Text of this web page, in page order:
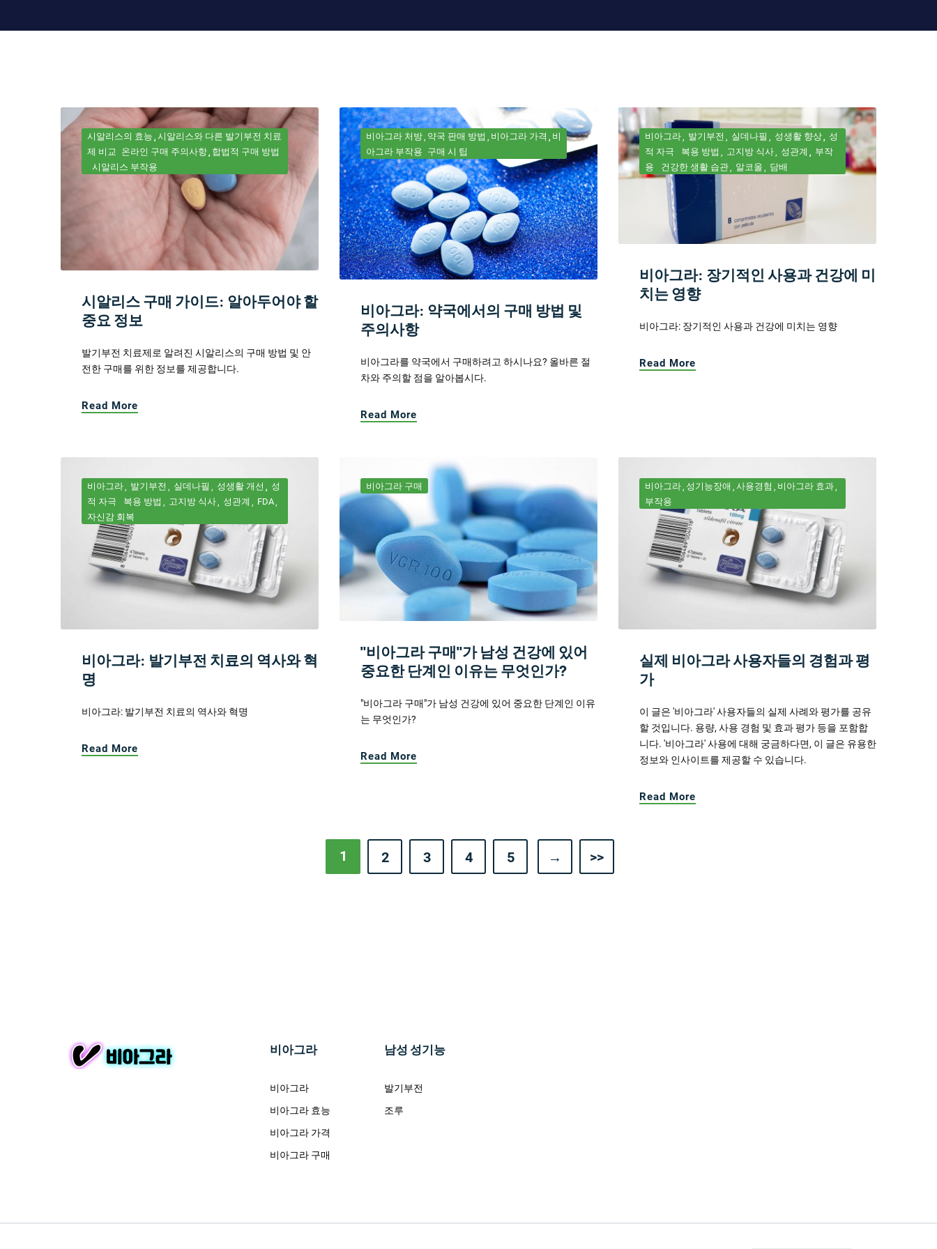
시알리스의 효능 시알리스와 다른 발기부전 치료
제 비교 온라인 구매 주의사항 합법적 구매 방법
시알리스 부작용
시알리스 구매 가이드: 알아두어야 할
중요 정보
발기부전 치료제로 알려진 시알리스의 구매 방법 및 안
전한 구매를 위한 정보를 제공합니다.
Read More
비아그라 처방 약국 판매 방법 비아그라 가격
비
아그라 부작용 구매 시 팁
비아그라: 약국에서의 구매 방법 및
주의사항
비아그라를 약국에서 구매하려고 하시나요? 올바른 절
차와 주의할 점을 알아봅시다.
Read More
비아그라 발기부전 실데나필 성생활 향상
성
적 자극
복용 방법 고지방 식사 성관계
부작
용
건강한 생활 습관 알코올 담배
비아그라: 장기적인 사용과 건강에 미
치는 영향
비아그라: 장기적인 사용과 건강에 미치는 영향
Read More
비아그라 발기부전 실데나필 성생활 개선
성
적 자극
복용 방법 고지방 식사 성관계
FDA
자신감 회복
비아그라: 발기부전 치료의 역사와 혁
명
비아그라: 발기부전 치료의 역사와 혁명
Read More
비아그라 구매
"비아그라 구매"가 남성 건강에 있어
중요한 단계인 이유는 무엇인가?
"비아그라 구매"가 남성 건강에 있어 중요한 단계인 이유
는 무엇인가?
Read More
비아그라 성기능장애 사용경험
비아그라 효과
부작용
실제 비아그라 사용자들의 경험과 평
가
이 글은 '비아그라' 사용자들의 실제 사례와 평가를 공유
할 것입니다. 용량, 사용 경험 및 효과 평가 등을 포함합
니다. '비아그라' 사용에 대해 궁금하다면, 이 글은 유용한
정보와 인사이트를 제공할 수 있습니다.
Read More
1 2 3 4 5 → >>
비아그라
비아그라
비아그라 효능
비아그라 가격
비아그라 구매
남성 성기능
발기부전
조루